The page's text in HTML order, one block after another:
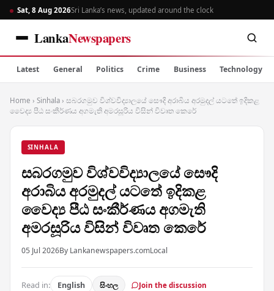
Sat, 8 Aug 2026Sri Lanka’s news, updated around the clock
LankaNewspapers
Latest General Politics Crime Business Technology
Home › Sinhala › සබරගමුව විශ්වවිද්‍යාලයේ සෞදි අරාබිය අරමුදල් යටතේ ඉදිකළ
වෛද්‍ය පීඨ සංකීර්ණය අගමැති අමරසූරිය විසින් විවෘත කෙරේ
SINHALA
සබරගමුව විශ්වවිද්‍යාලයේ සෞදි
අරාබිය අරමුදල් යටතේ ඉදිකළ
වෛද්‍ය පීඨ සංකීර්ණය අගමැති
අමරසූරිය විසින් විවෘත කෙරේ
05 Jul 2026By Lankanewspapers.comLocal
Read in: English සිංහල Join the discussion